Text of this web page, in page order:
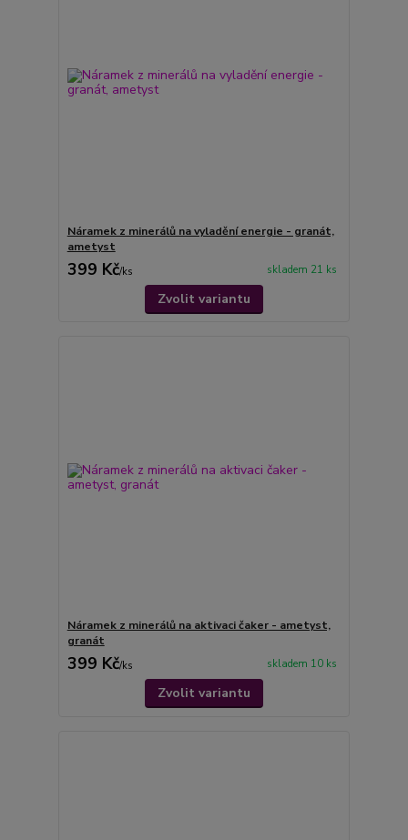
Náramek z minerálů na vyladění energie - granát,
ametyst
399 Kč/ks skladem 21 ks
Zvolit variantu
Náramek z minerálů na aktivaci čaker - ametyst,
granát
399 Kč/ks skladem 10 ks
Zvolit variantu